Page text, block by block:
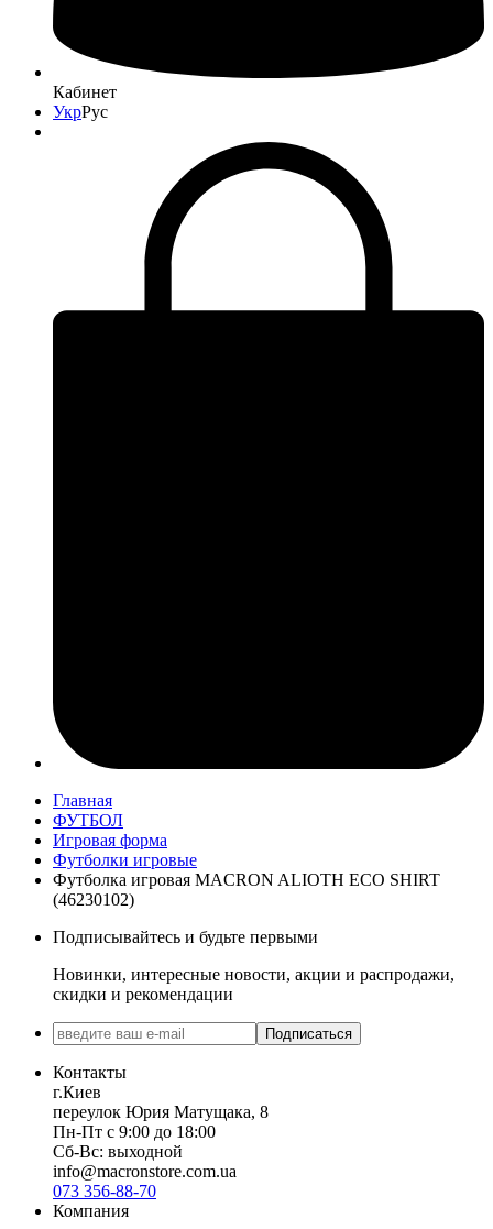
Кабинет
УкрРус
Главная
ФУТБОЛ
Игровая форма
Футболки игровые
Футболка игровая MACRON ALIOTH ECO SHIRT
(46230102)
Подписывайтесь и будьте первыми
Новинки, интересные новости, акции и распродажи,
скидки и рекомендации
Подписаться
Контакты
г.Киев
переулок Юрия Матущака, 8
Пн-Пт с 9:00 до 18:00
Сб-Вс: выходной
info@macronstore.com.ua
073 356-88-70
Компания